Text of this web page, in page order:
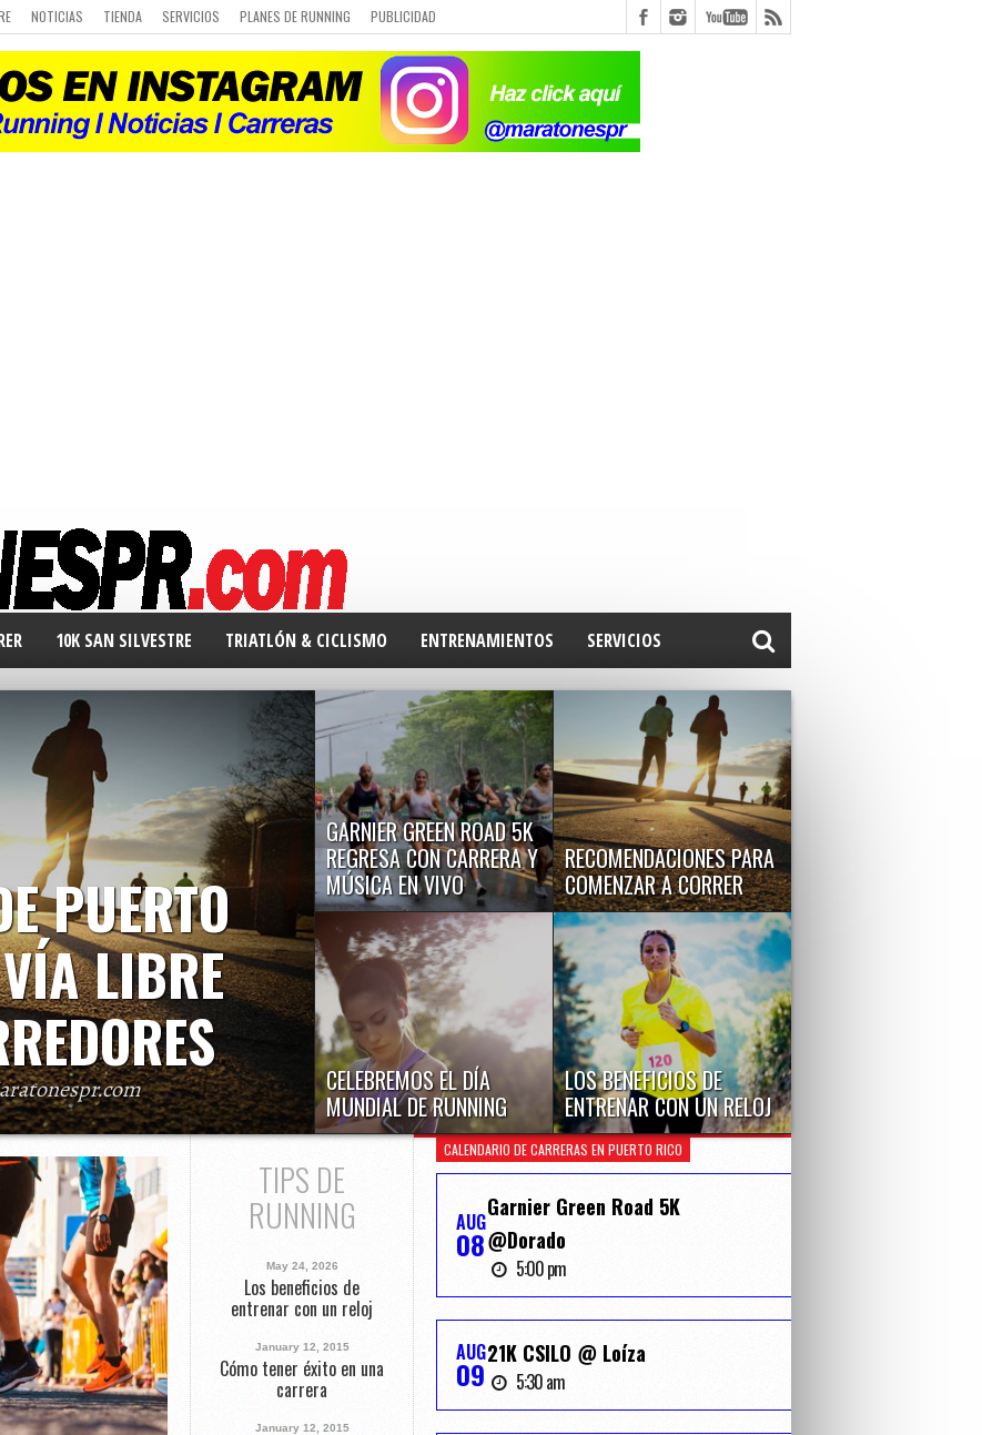
NOTICIAS TIENDA SERVICIOS PLANES DE RUNNING
PUBLICIDAD
CARRERAS Q&A CURSO DE RUNNING CHALLENGE PORTAL DE MIEMBROS
10K SAN SILVESTRE TRIATLÓN & CICLISMO ENTRENAMIENTOS SERVICIOS
PUERTO
LIBRE
Rico que promueven el deporte y el
de vías libres para corredores.
parcial
GARNIER GREEN ROAD 5K
REGRESA CON CARRERA Y
MÚSICA EN VIVO
El evento libre de plástico en
Puerto Rico regresa este sábado,
RECOMENDACIONES PARA
COMENZAR A CORRER
A continuación compartimos
algunos consejos para quienes
desean iniciarse en el mundo...
CELEBREMOS EL DÍA
MUNDIAL DE RUNNING
El próximo miércoles, 3 de junio
de 2026 es el Día Mundial...
LOS BENEFICIOS DE
ENTRENAR CON UN RELOJ
Utilizar un reloj para entrenar
para una carrera o maratón
puede tener...
TIPS DE
RUNNING
May 24, 2026
Los beneficios de
entrenar con un reloj
January 12, 2015
Cómo tener éxito en una
carrera
January 12, 2015
CALENDARIO DE CARRERAS EN PUERTO RICO
AUG
08
Garnier Green Road 5K
@Dorado
5:00 pm
AUG
09
21K CSILO @ Loíza
5:30 am